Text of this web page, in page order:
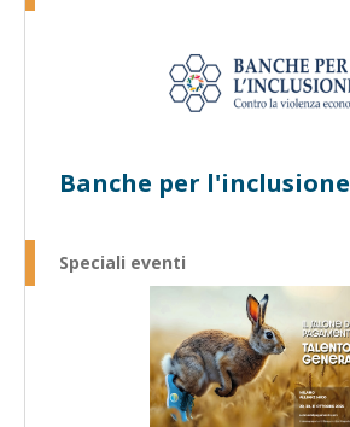
Banche per l'inclusione
Speciali eventi